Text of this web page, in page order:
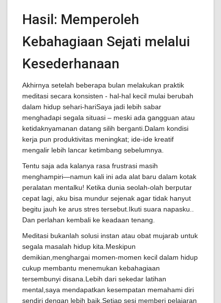
Hasil: Memperoleh
Kebahagiaan Sejati melalui
Kesederhanaan
Akhirnya setelah beberapa bulan melakukan praktik
meditasi secara konsisten - hal-hal kecil mulai berubah
dalam hidup sehari-hariSaya jadi lebih sabar
menghadapi segala situasi – meski ada gangguan atau
ketidaknyamanan datang silih berganti.Dalam kondisi
kerja pun produktivitas meningkat; ide-ide kreatif
mengalir lebih lancar ketimbang sebelumnya.
Tentu saja ada kalanya rasa frustrasi masih
menghampiri—namun kali ini ada alat baru dalam kotak
peralatan mentalku! Ketika dunia seolah-olah berputar
cepat lagi, aku bisa mundur sejenak agar tidak hanyut
begitu jauh ke arus stres tersebut.Ikuti suara napasku..
Dan perlahan kembali ke keadaan tenang.
Meditasi bukanlah solusi instan atau obat mujarab untuk
segala masalah hidup kita.Meskipun
demikian,menghargai momen-momen kecil dalam hidup
cukup membantu menemukan kebahagiaan
tersembunyi disana.Lebih dari sekedar latihan
mental,saya mendapatkan kesempatan memahami diri
sendiri dengan lebih baik.Setiap sesi memberi pelajaran